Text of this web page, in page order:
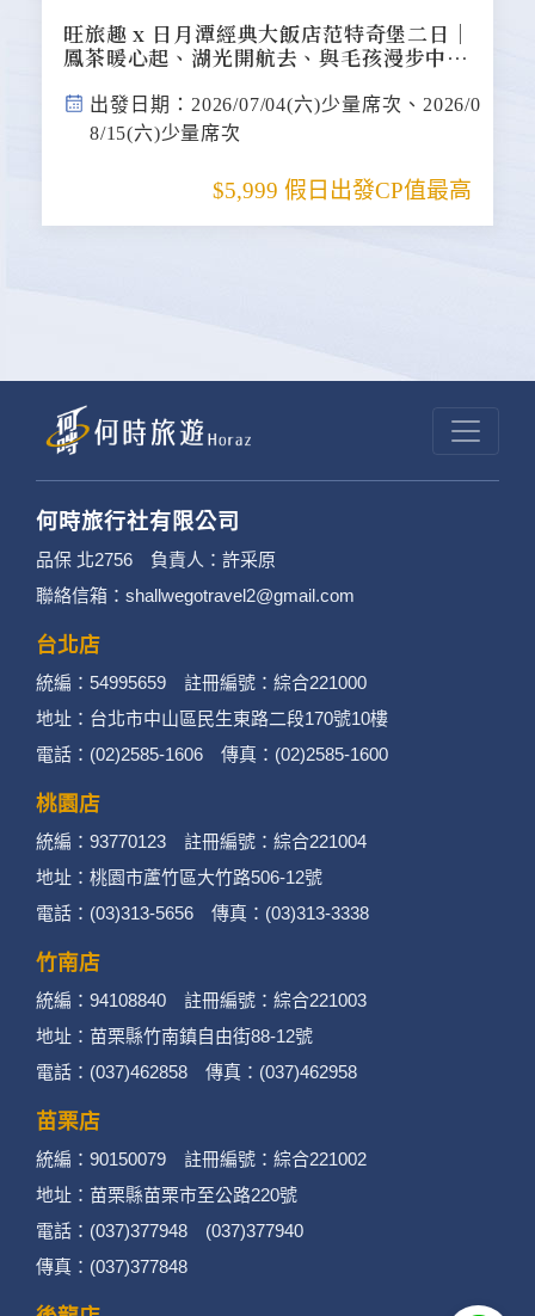
旺旅趣 x 日月潭經典大飯店范特奇堡二日｜
鳳茶暖心起、湖光開航去、與毛孩漫步中興
$5,999 假日出發CP值最高
出發日期：2026/07/04(六)少量席次、2026/0
8/15(六)少量席次
何時旅行社有限公司
品保 北2756 負責人：許采原
聯絡信箱：shallwegotravel2@gmail.com
台北店
統編：54995659 註冊編號：綜合221000
地址：台北市中山區民生東路二段170號10樓
電話：(02)2585-1606 傳真：(02)2585-1600
桃園店
統編：93770123 註冊編號：綜合221004
地址：桃園市蘆竹區大竹路506-12號
電話：(03)313-5656 傳真：(03)313-3338
竹南店
統編：94108840 註冊編號：綜合221003
地址：苗栗縣竹南鎮自由街88-12號
電話：(037)462858 傳真：(037)462958
苗栗店
統編：90150079 註冊編號：綜合221002
地址：苗栗縣苗栗市至公路220號
電話：(037)377948 (037)377940
傳真：(037)377848